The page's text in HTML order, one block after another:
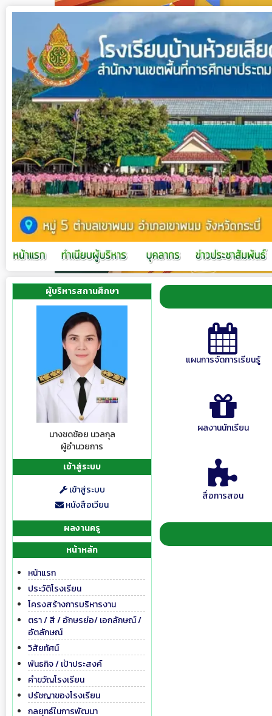
ผู้บริหารสถานศึกษา
นางชดช้อย นวลกุล
ผู้อำนวยการ
เข้าสู่ระบบ
เข้าสู่ระบบ
หนังสือเวียน
ผลงานครู
หน้าหลัก
หน้าแรก
ประวัติโรงเรียน
โครงสร้างการบริหารงาน
ตรา / สี / อักษรย่อ/ เอกลักษณ์ /
อัตลักษณ์
วิสัยทัศน์
พันธกิจ / เป้าประสงค์
คำขวัญโรงเรียน
ปรัชญาของโรงเรียน
กลยุทธ์ในการพัฒนา
แผนการจัดการเรียนรู้
ผลงานนักเรียน
สื่อการสอน